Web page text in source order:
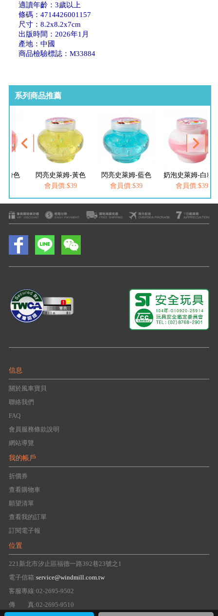
適讀年齡：3歲以上
條碼：4714426001157
尺寸：8.2x8.2x7cm
出版時間：2026年1月
產地：中國
商品檢驗標誌：M33884
系列商品推薦
-粉色
閃亮史萊姆-黃色
會員價:$39
閃亮史萊姆-藍色
會員價:$39
奶泡史萊姆-白粉
會員價:$39
信息
關於風車寶貝
聯絡我們
FAQ
會員服務條款說明
網站導覽
我的帳戶
折價券
查看購物車
願望清單
查看我的訂單
訂閱電子報
位置
221新北市汐止區福德一路392巷23號之1
電子信箱:service@windmill.com.tw
客服專線:02-2695-9502
傳 真:02-2695-9510